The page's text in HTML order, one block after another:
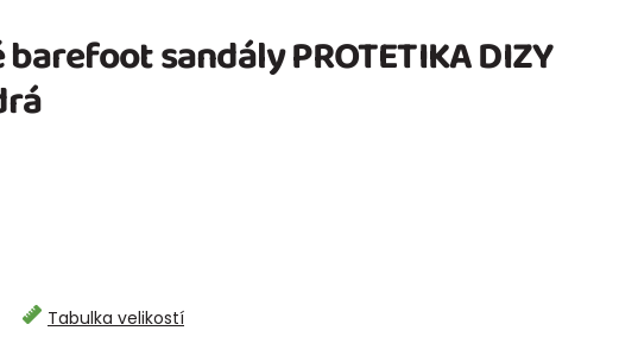
sandály PROTETIKA DIZY
Tabulka velikostí